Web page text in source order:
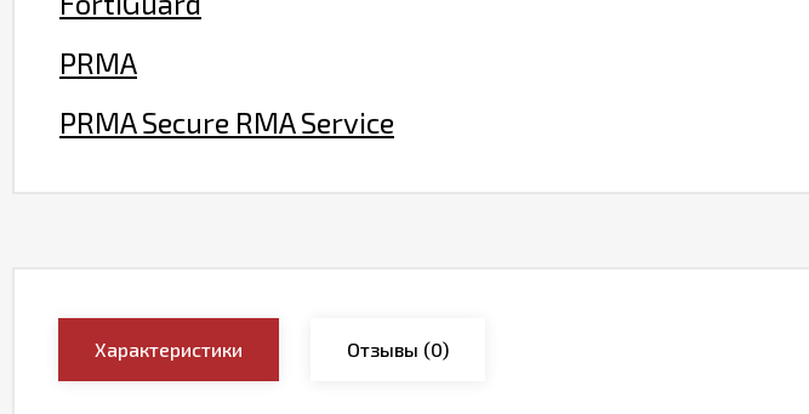
PRMA
PRMA Secure RMA Service
Характеристики Отзывы (0)